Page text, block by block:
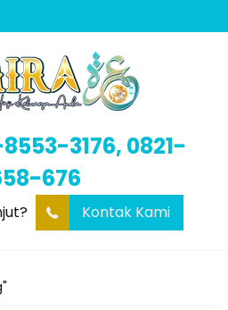
3176, 0821-
676
Kontak Kami